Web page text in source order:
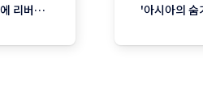
리버풀
를 선보
'아시아의 숨
를 나란히 하